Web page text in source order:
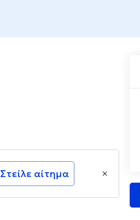
Στείλε αίτημα